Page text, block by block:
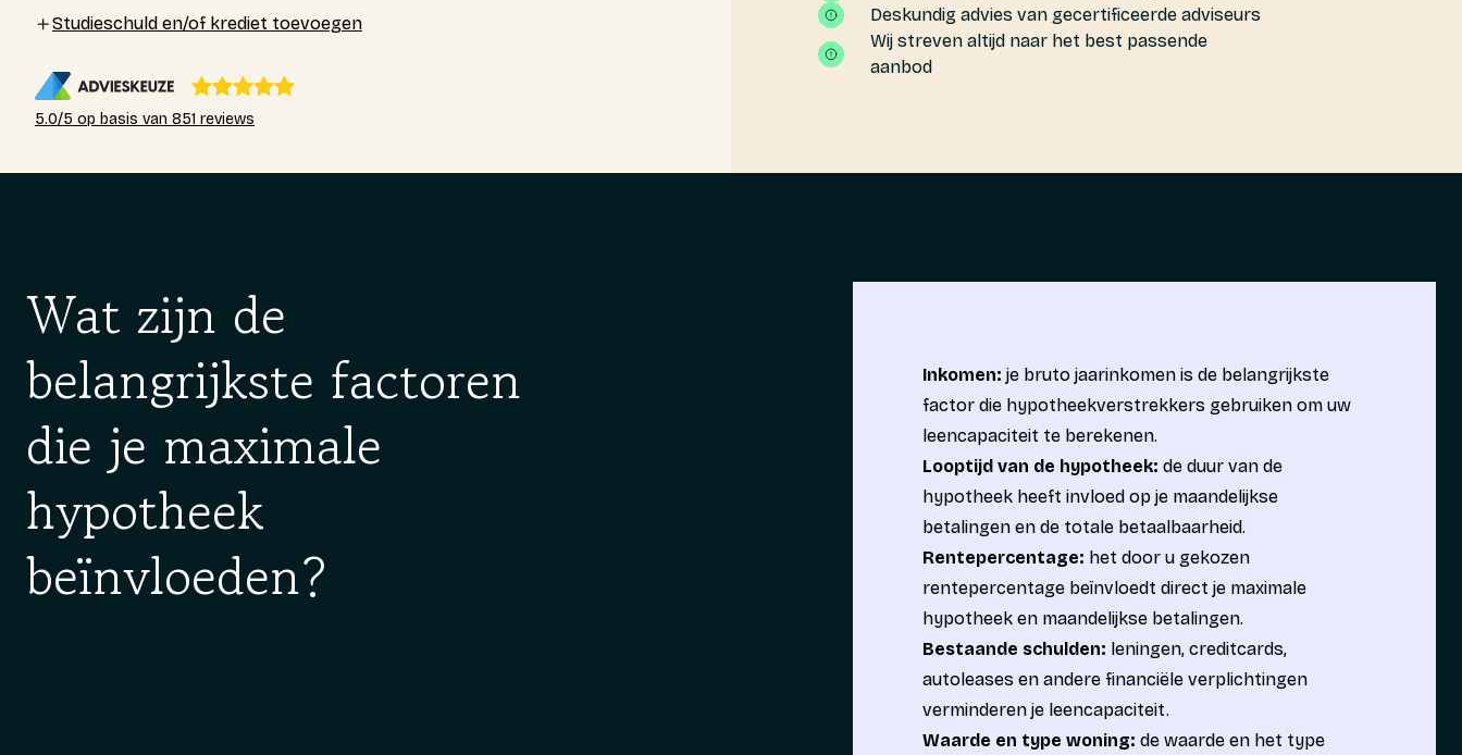
Studieschuld en/of krediet toevoegen
5.0/5 op basis van 851 reviews
Deskundig advies van gecertificeerde adviseurs
Wij streven altijd naar het best passende
aanbod
Wat zijn de
belangrijkste factoren
die je maximale
hypotheek
beïnvloeden?
Inkomen: je bruto jaarinkomen is de belangrijkste
factor die hypotheekverstrekkers gebruiken om uw
leencapaciteit te berekenen.
Looptijd van de hypotheek: de duur van de
hypotheek heeft invloed op je maandelijkse
betalingen en de totale betaalbaarheid.
Rentepercentage: het door u gekozen
rentepercentage beïnvloedt direct je maximale
hypotheek en maandelijkse betalingen.
Bestaande schulden: leningen, creditcards,
autoleases en andere financiële verplichtingen
verminderen je leencapaciteit.
Waarde en type woning: de waarde en het type